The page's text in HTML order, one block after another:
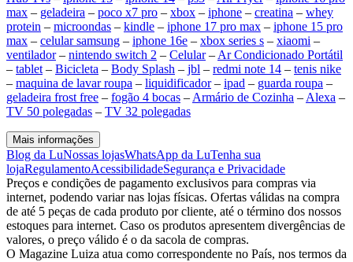
max – geladeira – poco x7 pro – xbox – iphone – creatina – whey
protein – microondas – kindle – iphone 17 pro max – iphone 15 pro
max – celular samsung – iphone 16e – xbox series s – xiaomi –
ventilador– nintendo switch 2 – Celular– Ar Condicionado Portátil
– tablet – Bicicleta – Body Splash – jbl – redmi note 14 – tenis nike
– maquina de lavar roupa – liquidificador– ipad – guarda roupa –
geladeira frost free – fogão 4 bocas – Armário de Cozinha – Alexa –
TV 50 polegadas – TV 32 polegadas
Mais informações
Blog da LuNossas lojasWhatsApp da LuTenha sua
lojaRegulamentoAcessibilidadeSegurança e Privacidade
Preços e condições de pagamento exclusivos para compras via
internet, podendo variar nas lojas físicas. Ofertas válidas na compra
de até 5 peças de cada produto por cliente, até o término dos nossos
estoques para internet. Caso os produtos apresentem divergências de
valores, o preço válido é o da sacola de compras.
O Magazine Luiza atua como correspondente no País, nos termos da